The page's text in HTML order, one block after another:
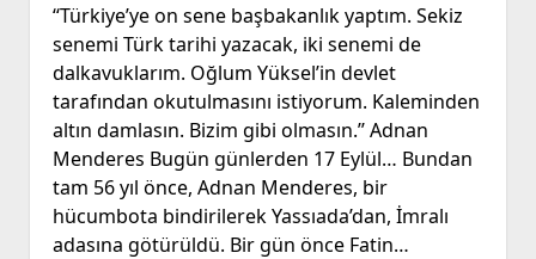
‘‘Türkiye’ye on sene başbakanlık yaptım. Sekiz
senemi Türk tarihi yazacak, iki senemi de
dalkavuklarım. Oğlum Yüksel’in devlet
tarafından okutulmasını istiyorum. Kaleminden
altın damlasın. Bizim gibi olmasın.’’ Adnan
Menderes Bugün günlerden 17 Eylül… Bundan
tam 56 yıl önce, Adnan Menderes, bir
hücumbota bindirilerek Yassıada’dan, İmralı
adasına götürüldü. Bir gün önce Fatin…